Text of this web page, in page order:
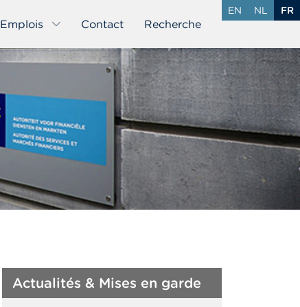
Emplois Contact Recherche
EN NL FR
Actualités & Mises en garde